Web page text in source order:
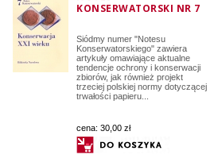
KONSERWATORSKI NR 7
Siódmy numer "Notesu
Konserwatorskiego" zawiera
artykuły omawiające aktualne
tendencje ochrony i konserwacji
zbiorów, jak również projekt
trzeciej polskiej normy dotyczącej
trwałości papieru...
cena: 30,00 zł